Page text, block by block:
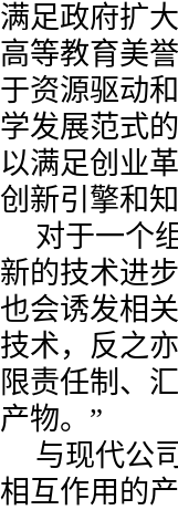
满足政府扩
高等教育美
于资源驱动
学发展范式
以满足创业
创新引擎和
对于一个
新的技术进
也会诱发相
技术，反之
限责任制、
产物。”
与现代公
相互作用的